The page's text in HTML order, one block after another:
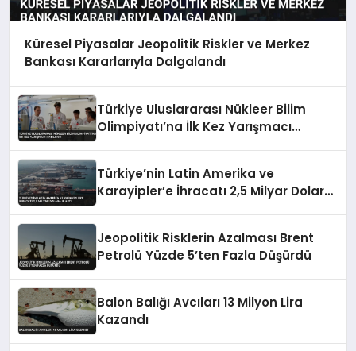
Küresel Piyasalar Jeopolitik Riskler ve Merkez
Bankası Kararlarıyla Dalgalandı
Türkiye Uluslararası Nükleer Bilim
Olimpiyatı’na İlk Kez Yarışmacı
Türkiye’nin Latin Amerika ve
Karayipler’e İhracatı 2,5 Milyar Dolara
Jeopolitik Risklerin Azalması Brent
Petrolü Yüzde 5’ten Fazla Düşürdü
Balon Balığı Avcıları 13 Milyon Lira
Kazandı